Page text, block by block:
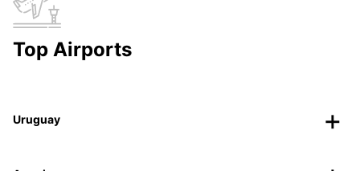
Top Airports
Uruguay